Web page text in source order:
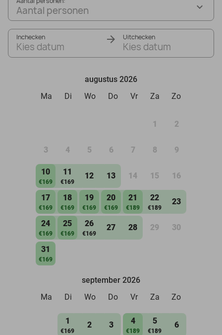
Aantal personen
Inchecken
Kies datum
Uitchecken
Kies datum
augustus 2026
Ma
Di Wo Do Vr Za Zo
1 2
3 4 5 6 7 8 9
10
€169
11
€169
12 13 14 15 16
17
€169
18
€169
19
€169
20
€169
21
€189
22
€189
23
24
€169
25
€169
26
€169
27 28 29 30
31
€169
september 2026
Ma
Di Wo Do Vr Za Zo
1
€169
2 3 4
€189
5
€189
6